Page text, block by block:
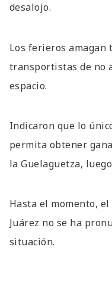
desalojo.
Los ferieros amagan
transportistas de no
espacio.
Indicaron que lo
permita obtener
la Guelaguetza,
Hasta el momento,
Juárez no se ha
situación.